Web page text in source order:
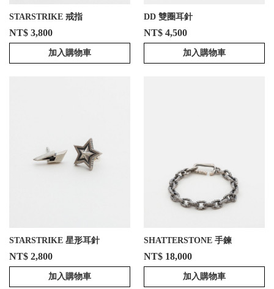
STARSTRIKE 戒指
NT$ 3,800
加入購物車
DD 雙圈耳針
NT$ 4,500
加入購物車
STARSTRIKE 星形耳針
NT$ 2,800
加入購物車
SHATTERSTONE 手鍊
NT$ 18,000
加入購物車